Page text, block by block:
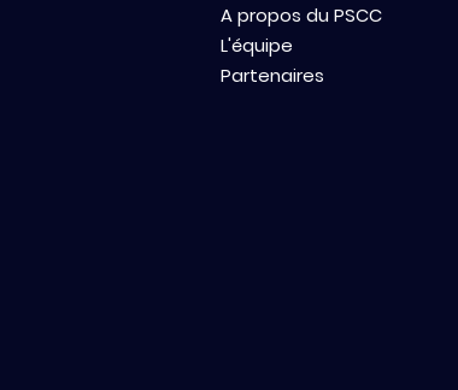
A propos du PSCC
L'équipe
Partenaires